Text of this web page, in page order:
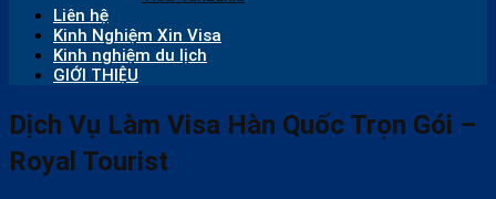
Liên hệ
Kinh Nghiệm Xin Visa
Kinh nghiệm du lịch
GIỚI THIỆU
Dịch Vụ Làm Visa Hàn Quốc Trọn Gói –
Royal Tourist